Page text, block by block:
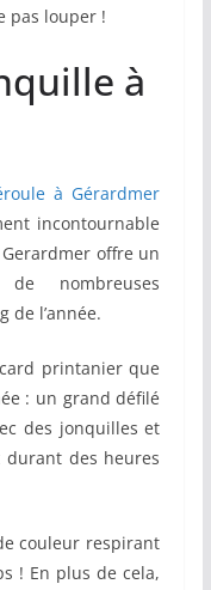
pas louper !
à
à Gérardmer
incontournable
Gerardmer offre un
nombreuses
de l’année.
printanier que
: un grand défilé
des jonquilles et
des heures
couleur respirant
! En plus de cela,